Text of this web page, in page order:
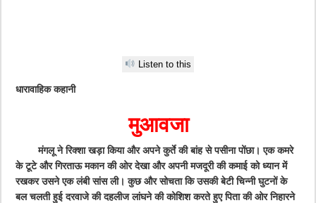
Listen to this
धारावाहिक कहानी
मुआवजा
मंगलू ने रिक्शा खड़ा किया और अपने कुर्ते की बांह से पसीना पोंछा। एक कमरे
के टूटे और गिरताऊ मकान की ओर देखा और अपनी मजदूरी की कमाई को ध्यान में
रखकर उसने एक लंबी सांस ली। कुछ और सोचता कि उसकी बेटी चिन्नी घुटनों के
बल चलती हुई दरवाजे की दहलीज लांघने की कोशिश करते हुए पिता की ओर निहारने